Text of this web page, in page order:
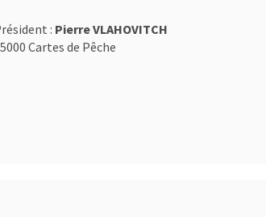
: Pierre VLAHOVITCH
Cartes de Pêche